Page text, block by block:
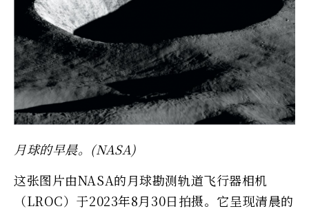
月球的早晨。(NASA)
这张图片由NASA的月球勘测轨道飞行器相机
（LROC）于2023年8月30日拍摄。它呈现清晨的